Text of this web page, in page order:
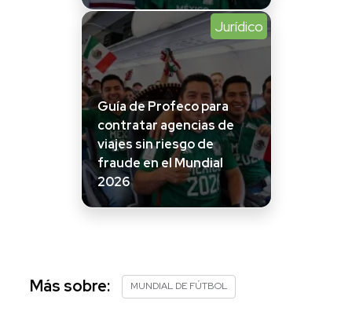
Jurídico
Guía de Profeco para
contratar agencias de
viajes sin riesgo de
fraude en el Mundial
2026
Más sobre: MUNDIAL DE FÚTBOL